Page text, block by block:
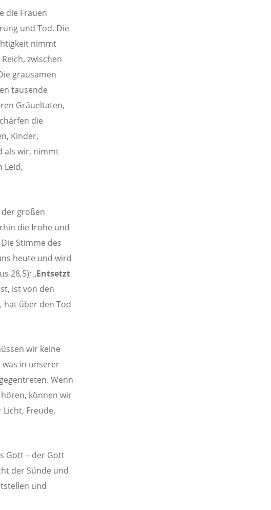
die Frauen
und Tod. Die
nimmt
zwischen
grausamen
tausende
Gräueltaten,
die
Kinder,
als wir, nimmt
Leid,
großen
die frohe und
Stimme des
heute und wird
28,5); „Entsetzt
ist von den
hat über den Tod
wir keine
was in unserer
Wenn
können wir
Freude,
Gott – der Gott
der Sünde und
und